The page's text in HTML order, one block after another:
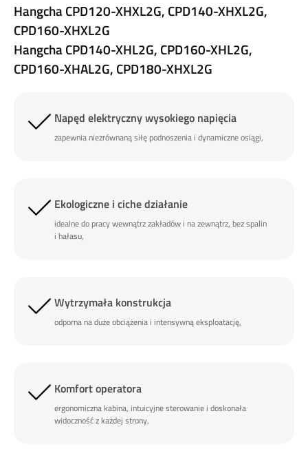
Hangcha CPD120-XHXL2G, CPD140-XHXL2G,
CPD160-XHXL2G
Hangcha CPD140-XHL2G, CPD160-XHL2G,
CPD160-XHAL2G, CPD180-XHXL2G
Napęd elektryczny wysokiego napięcia
zapewnia niezrównaną siłę podnoszenia i dynamiczne osiągi,
Ekologiczne i ciche działanie
idealne do pracy wewnątrz zakładów i na zewnątrz, bez spalin
i hałasu,
Wytrzymała konstrukcja
odporna na duże obciążenia i intensywną eksploatację,
Komfort operatora
ergonomiczna kabina, intuicyjne sterowanie i doskonała
widoczność z każdej strony,